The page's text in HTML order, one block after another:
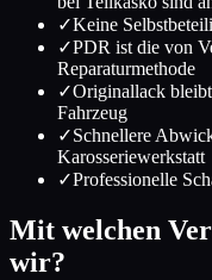
✓Keine
✓PDR ist die von
Reparaturmethode
✓Originallack
Fahrzeug
✓Schnellere
Karosseriewerkstatt
✓Professionelle
Mit welchen
wir?